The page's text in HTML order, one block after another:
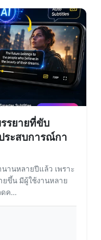
รยายที่ขับ
ระสบการณ์กา
านหลายปีแล้ว เพราะ
ยขึ้น มีผู้ใช้งานหลาย
ค...
รรยายที่ขับเคลื่อนด้วย AI เปลี่